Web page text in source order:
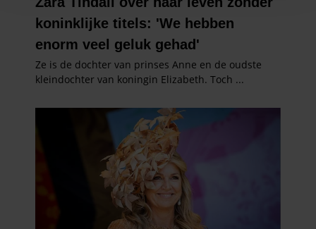
en om ons websiteverkeer te analyseren. Ook delen we
informatie over uw gebruik van onze site met onze
partners voor social media, adverteren en analyse. Deze
partners kunnen deze gegevens combineren met andere
informatie die u aan ze heeft verstrekt of die ze hebben
gaat akkoord met onze cookies als u onze website blijft